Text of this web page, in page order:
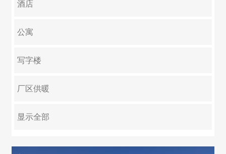
酒店
公寓
写字楼
厂区供暖
大型集中供暖
游泳池
学校
医院
养殖
反季节绿化
别墅
显示全部